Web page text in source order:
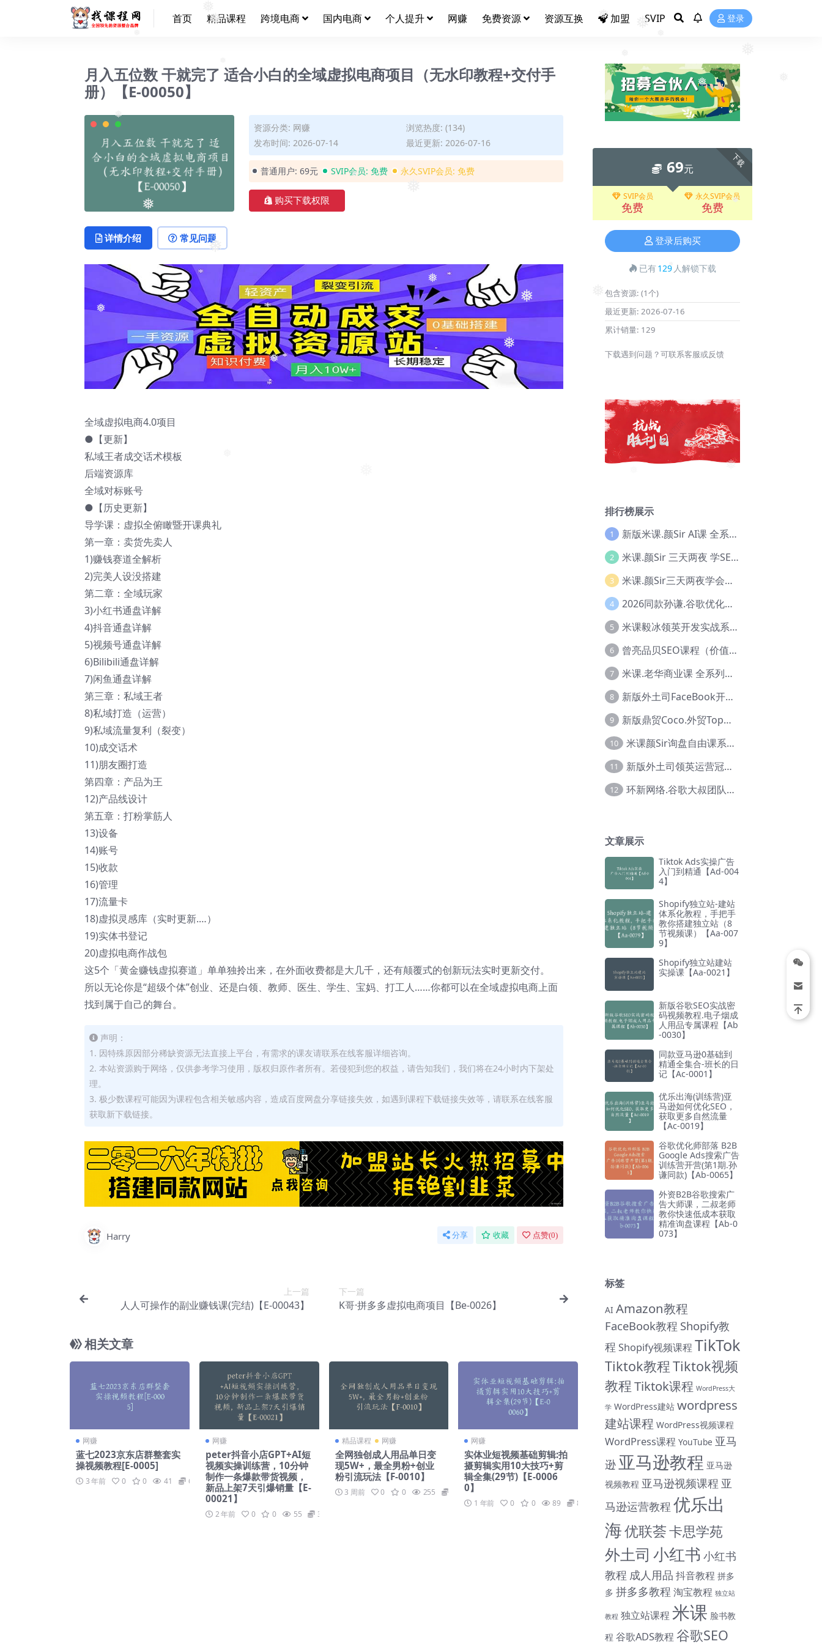
❅
❅
❅
❅
❅
❅
❅
❅
❅
❅
❅ ❅
首页 精品课程 跨境电商 国内电商 个人提升 网赚 免费资源 资源互换 加盟 SVIP 登录
月入五位数 干就完了 适合小白的全域虚拟电商项目（无水印教程+交付手
册）【E-00050】
资源分类: 网赚
浏览热度: (134)
发布时间: 2026-07-14
最近更新: 2026-07-16
普通用户: 69元 SVIP会员: 免费 永久SVIP会员: 免费
购买下载权限
详情介绍 常见问题
全域虚拟电商4.0项目
●【更新】
私域王者成交话术模板
后端资源库
全域对标账号
●【历史更新】
导学课：虚拟全俯瞰暨开课典礼
第一章：卖货先卖人
1)赚钱赛道全解析
2)完美人设没搭建
第二章：全域玩家
3)小红书通盘详解
4)抖音通盘详解
5)视频号通盘详解
6)Bilibili通盘详解
7)闲鱼通盘详解
第三章：私域王者
8)私域打造（运营）
9)私域流量复利（裂变）
10)成交话术
11)朋友圈打造
第四章：产品为王
12)产品线设计
第五章：打粉掌筋人
13)设备
14)账号
15)收款
16)管理
17)流量卡
18)虚拟灵感库（实时更新.…）
19)实体书登记
20)虚拟电商作战包
这5个「黄金赚钱虚拟赛道」单单独拎出来，在外面收费都是大几千，还有颠覆式的创新玩法实时更新交付。
所以无论你是“超级个体”创业、还是白领、教师、医生、学生、宝妈、打工人……你都可以在全域虚拟电商上面
找到属于自己的舞台。
声明：
1. 因特殊原因部分稀缺资源无法直接上平台，有需求的课友请联系在线客服详细咨询。
2. 本站资源购于网络，仅供参考学习使用，版权归原作者所有。若侵犯到您的权益，请告知我们，我们将在24小时内下架处
理。
3. 极少数课程可能因为课程包含相关敏感内容，造成百度网盘分享链接失效，如遇到课程下载链接失效等，请联系在线客服
获取新下载链接。
Harry 分享 收藏 点赞(0)
上一篇
人人可操作的副业赚钱课(完结)【E-00043】
下一篇
K哥·拼多多虚拟电商项目【Be-0026】
相关文章
网赚
蓝七2023京东店群整套实
操视频教程[E-0005]
3 年前 0 0 41 69
网赚
peter抖音小店GPT+AI短
视频实操训练营，10分钟
制作一条爆款带货视频，
新品上架7天引爆销量【E-
00021】
2 年前 0 0 55 39
精品课程 网赚
全网独创成人用品单日变
现5W+，最全男粉+创业
粉引流玩法【F-0010】
3 周前 0 0 255
网赚
实体业短视频基础剪辑:拍
摄剪辑实用10大技巧+剪
辑全集(29节)【E-0006
0】
1 年前 0 0 89 89
下载
69元
SVIP会员
免费
永久SVIP会员
免费
登录后购买
已有129 人解锁下载
包含资源: (1个)
最近更新: 2026-07-16
累计销量: 129
下载遇到问题？可联系客服或反馈
排行榜展示
1 新版米课.颜Sir AI课 全系列实战教程，价值9800，跨境首选！【Ag-0052】
2 米课.颜Sir 三天两夜 学SEO系列教程，价值9600元，跨境人都在学 【Ag-0056】
3 米课.颜Sir三天两夜学会建站，价值6900，MI课甄选课程 【Ag-0055】
4 2026同款孙谦.谷歌优化师部落内部VIP实战教程|价值4999元全网独家解码（官方报名版本）【@034】
5 米课毅冰领英开发实战系列教程，价值3980，跨境必选【Ag-0049】
6 曾亮品贝SEO课程（价值：9800）品贝全系列教程 【Ab-0022】
7 米课.老华商业课 全系列实战教程，跨境电商必学，价值16900元【Ag-0053】
8 新版外土司FaceBook开发冠军全系列教程【Ab-0021】
9 新版鼎贸Coco.外贸Top业务课 (圈内首次独家解码|460节课)【Ag-0091】
10 米课颜Sir询盘自由课系列视频教程【Ag-0020】
11 新版外土司领英运营冠军【Ag-0047】
12 环新网络.谷歌大叔团队谷歌SEO实战教程【Ab-0024】
文章展示
Tiktok Ads实操广告
入门到精通【Ad-004
4】
Shopify独立站-建站
体系化教程，手把手
教你搭建独立站（8
节视频课）【Aa-007
9】
Shopify独立站建站
实操课【Aa-0021】
新版谷歌SEO实战密
码视频教程.电子烟成
人用品专属课程【Ab
-0030】
同款亚马逊0基础到
精通全集合-班长的日
记【Ac-0001】
优乐出海(训练营)亚
马逊如何优化SEO，
获取更多自然流量
【Ac-0019】
谷歌优化师部落 B2B
Google Ads搜索广告
训练营开营(第1期.孙
谦同款)【Ab-0065】
外资B2B谷歌搜索广
告大师课，二叔老师
教你快速低成本获取
精准询盘课程【Ab-0
073】
标签
AI Amazon教程
FaceBook教程 Shopify教
程 Shopify视频课程 TikTok
Tiktok教程Tiktok视频
教程Tiktok课程 WordPress大
学 WordPress建站 wordpress
建站课程 WordPress视频课程
WordPress课程 YouTube 亚马
逊 亚马逊教程 亚马逊
视频教程 亚马逊视频课程 亚
马逊运营教程 优乐出
海优联荟卡思学苑
外土司 小红书 小红书
教程 成人用品 抖音教程 拼多
多 拼多多教程 淘宝教程 独立站
教程 独立站课程 米课 脸书教
程 谷歌ADS教程 谷歌SEO